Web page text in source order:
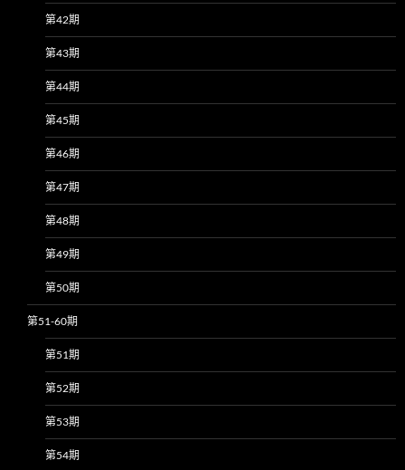
第42期
第43期
第44期
第45期
第46期
第47期
第48期
第49期
第50期
第51-60期
第51期
第52期
第53期
第54期